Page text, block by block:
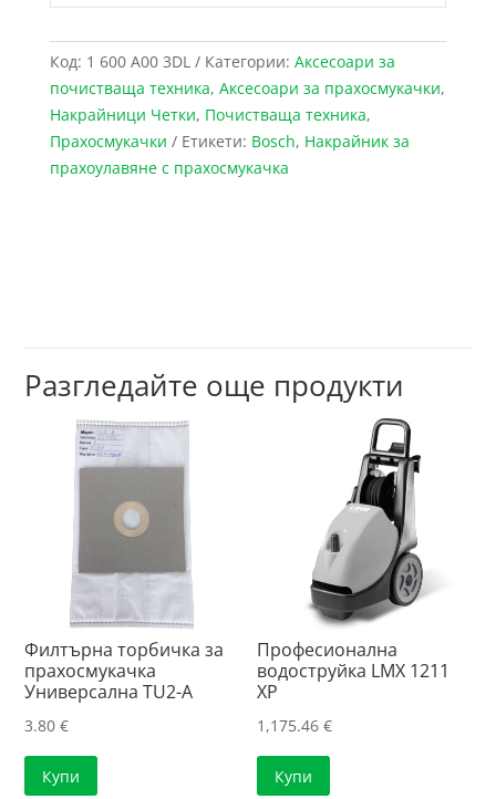
Код: 1 600 A00 3DL Категории: Аксесоари за
почистваща техника, Аксесоари за прахосмукачки,
Накрайници Четки, Почистваща техника,
Прахосмукачки
Етикети: Bosch, Накрайник за
прахоулавяне с прахосмукачка
Разгледайте още продукти
Филтърна торбичка за
прахосмукачка
Универсална TU2-A
3.80€
Купи
Професионална
водоструйка LMX 1211
XP
1,175.46€
Купи